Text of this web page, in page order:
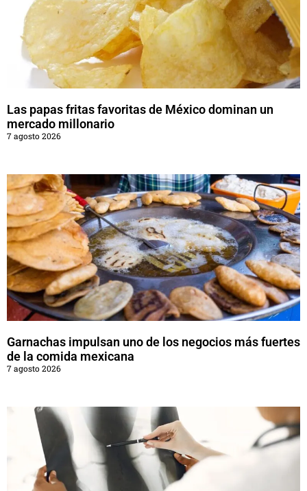
Las papas fritas favoritas de México dominan un
mercado millonario
7 agosto 2026
Garnachas impulsan uno de los negocios más fuertes
de la comida mexicana
7 agosto 2026